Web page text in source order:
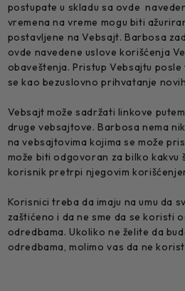
postupate u skladu sa ovde
vremena na vreme mogu biti
postavljene na Vebsajt. Barbosa
ovde navedene uslove korišćenja
obaveštenja. Pristup Vebsajtu
se kao bezuslovno prihvatanje
Vebsajt može sadržati linkove
druge vebsajtove. Barbosa nema
na vebsajtovima kojima se može
može biti odgovoran za bilko kakvu
korisnik pretrpi njegovim
Korisnici treba da imaju na umu da
zaštićeno i da ne sme da se koristi
odredbama. Ukoliko ne želite da
odredbama, molimo vas da ne